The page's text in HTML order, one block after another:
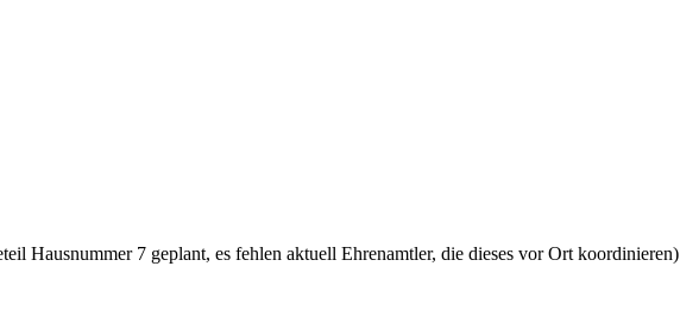
Hausnummer 7 geplant, es fehlen aktuell Ehrenamtler, die dieses vor Ort koordinieren)